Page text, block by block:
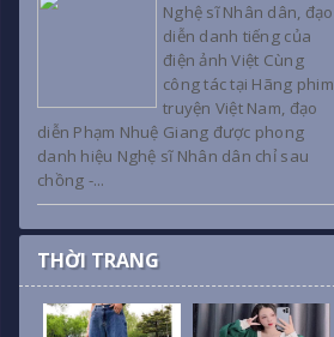
Nghệ sĩ Nhân dân, đạo
diễn danh tiếng của
điện ảnh Việt Cùng
công tác tại Hãng phim
truyện Việt Nam, đạo
diễn Phạm Nhuệ Giang được phong
danh hiệu Nghệ sĩ Nhân dân chỉ sau
chồng -...
THỜI TRANG